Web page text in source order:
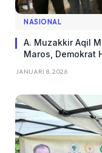
NASIONAL
A. Muzakkir Aqil
Maros, Demokrat
JANUARI 8, 2026